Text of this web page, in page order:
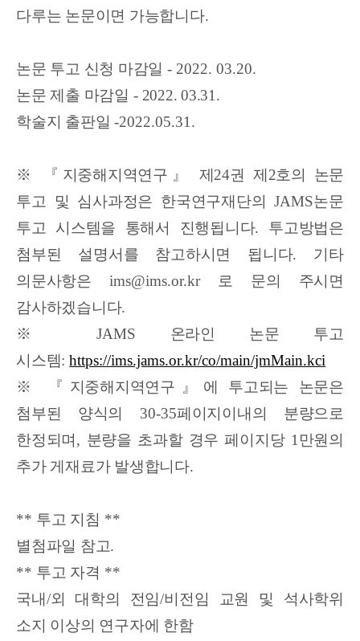
다루는 논문이면 가능합니다.
논문 투고 신청 마감일 - 2022. 03.20.
논문 제출 마감일 - 2022. 03.31.
학술지 출판일-2022.05.31.
※ 『 지중해지역연구 』 제 24권 제 2호의 논문
투고 및 심사과정은 한국연구재단의JAMS논문
투고 시스템을 통해서 진행됩니다. 투고방법은
첨부된 설명서를 참고하시면 됩니다. 기타
의문사항은 ims@ims.or.kr
로 문의 주시면
감사하겠습니다.
※ JAMS 온라인 논문 투고
시스템:https://ims.jams.or.kr/co/main/jmMain.kci
※ 『 지중해지역연구 』 에 투고되는 논문은
첨부된 양식의 30-35페이지이내의 분량으로
한정되며 , 분량을 초과할 경우 페이지당 1 만원의
추가 게재료가 발생합니다.
** 투고 지침 **
별첨파일 참고.
** 투고 자격 **
국내/외 대학의 전임/비전임 교원 및 석사학위
소지 이상의 연구자에 한함